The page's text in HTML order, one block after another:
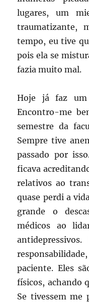
lugares, um
traumatizante,
tempo, eu tive
pois ela se
fazia muito mal.
Hoje já faz
Encontro-me
semestre da
Sempre tive
passado por
ficava
relativos ao
quase perdi a
grande o
médicos ao
paciente. Eles
físicos, achando
Se tivessem me